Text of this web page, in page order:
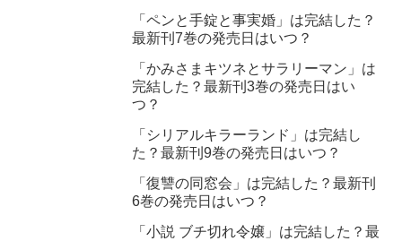
「ペンと手錠と事実婚」は完結した？
最新刊7巻の発売日はいつ？
「かみさまキツネとサラリーマン」は
完結した？最新刊3巻の発売日はい
つ？
「シリアルキラーランド」は完結し
た？最新刊9巻の発売日はいつ？
「復讐の同窓会」は完結した？最新刊
6巻の発売日はいつ？
「小説 ブチ切れ令嬢」は完結した？最